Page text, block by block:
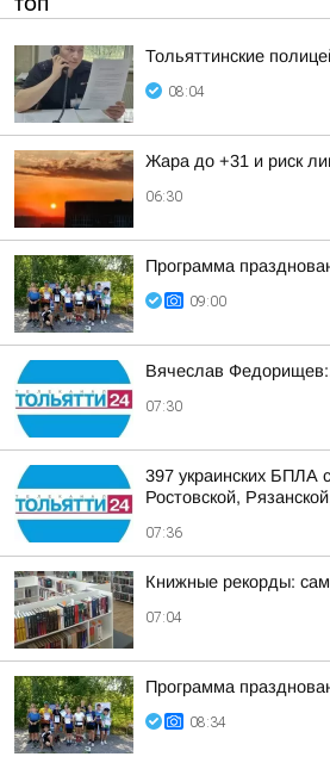
Тольяттинские
08:04
Жара до +31 и риск
06:30
Программа
09:00
Вячеслав
07:30
397 украинских БПЛА
Ростовской,
07:36
Книжные рекорды:
07:04
Программа
08:34